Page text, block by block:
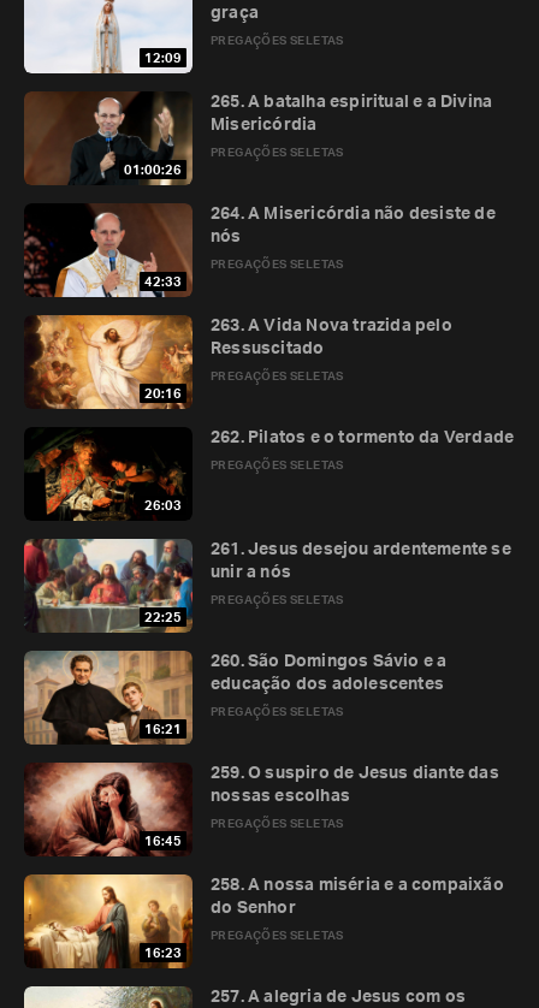
12:09
PREGAÇÕES SELETAS
graça
01:00:26
PREGAÇÕES SELETAS
265. A batalha espiritual e a Divina
Misericórdia
42:33
PREGAÇÕES SELETAS
264. A Misericórdia não desiste de
nós
20:16
PREGAÇÕES SELETAS
263. A Vida Nova trazida pelo
Ressuscitado
26:03
PREGAÇÕES SELETAS
262. Pilatos e o tormento da Verdade
22:25
PREGAÇÕES SELETAS
261. Jesus desejou ardentemente se
unir a nós
16:21
PREGAÇÕES SELETAS
260. São Domingos Sávio e a
educação dos adolescentes
16:45
PREGAÇÕES SELETAS
259. O suspiro de Jesus diante das
nossas escolhas
16:23
PREGAÇÕES SELETAS
258. A nossa miséria e a compaixão
do Senhor
257. A alegria de Jesus com os